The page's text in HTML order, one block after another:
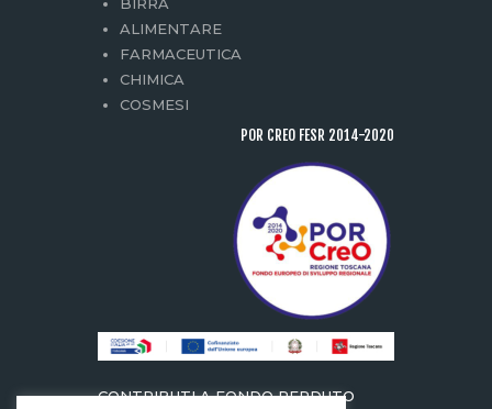
ALIMENTARE
FARMACEUTICA
CHIMICA
COSMESI
POR CREO FESR 2014-2020
CONTRIBUTI A FONDO PERDUTO